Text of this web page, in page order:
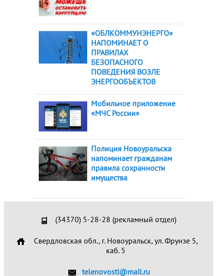
«ОБЛКОММУНЭНЕРГО»
НАПОМИНАЕТ О
ПРАВИЛАХ
БЕЗОПАСНОГО
ПОВЕДЕНИЯ ВОЗЛЕ
ЭНЕРГООБЪЕКТОВ
Мобильное приложение
«МЧС России»
Полиция Новоуральска
напоминает гражданам
правила сохранности
имущества
(34370) 5-28-28 (рекламный отдел)
Свердловская обл., г. Новоуральск, ул. Фрунзе 5,
каб. 5
telenovosti@mail.ru